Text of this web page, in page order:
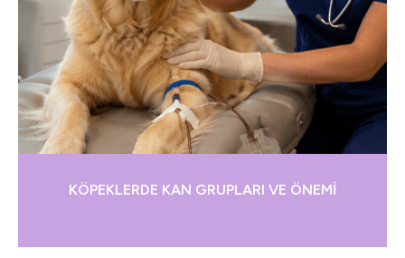
KÖPEKLERDE KAN GRUPLARI VE ÖNEMİ